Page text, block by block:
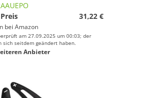
31,22 €
bei Amazon
am 27.09.2025 um 00:03; der
sich seitdem geändert haben.
Anbieter